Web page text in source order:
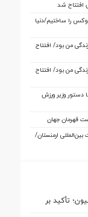
افتتاح شد
را ساختیم/دنیا
من بود/ افتتاح
من بود/ افتتاح
وزیر ورزش
قهرمان جهان
ارمنستان/
تأکید بر
ناگویا